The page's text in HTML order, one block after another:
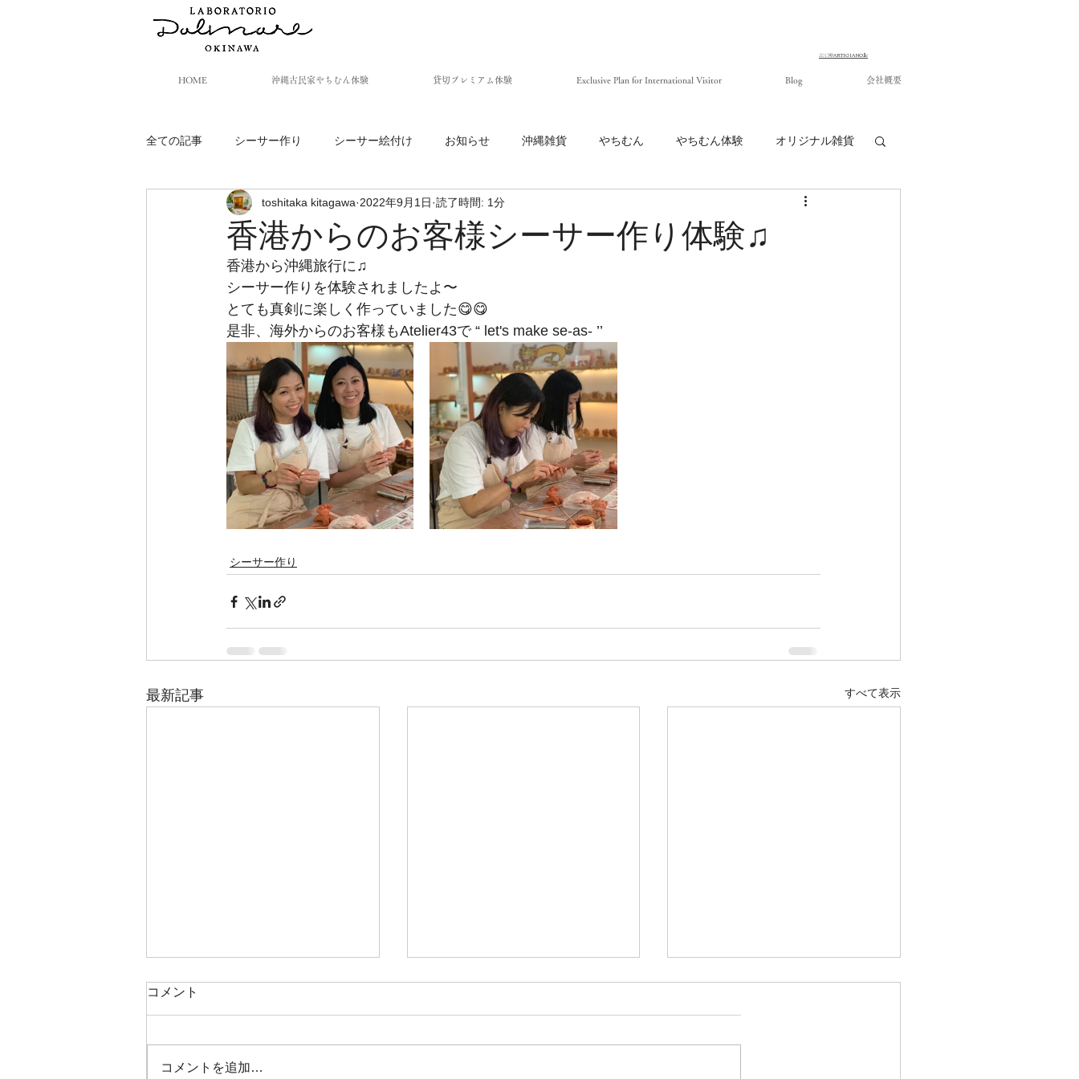
​2013©ARTIGIANO.llc
HOME 沖縄古民家やちむん体験 貸切プレミアム体験 Exclusive Plan for International Visitor Blog 会社概要
全ての記事 シーサー作り シーサー絵付け お知らせ 沖縄雑貨 やちむん やちむん体験 オリジナル雑貨
香港からのお客様シーサー作り体験♫
toshitaka kitagawa 2022年9月1日 読了時間: 1分
香港から沖縄旅行に♫
シーサー作りを体験されましたよ〜
とても真剣に楽しく作っていました😋😋
是非、海外からのお客様もAtelier43で “ let's make se-as- ’’
シーサー作り
最新記事 すべて表示
コメント
コメントを追加…